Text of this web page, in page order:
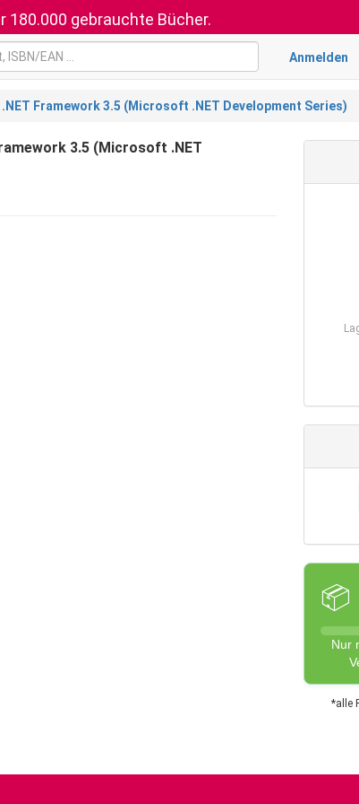
180.000 gebrauchte Bücher.
Anmelden
Framework 3.5 (Microsoft .NET Development Series)
3.5 (Microsoft .NET
📦
Nur
*alle